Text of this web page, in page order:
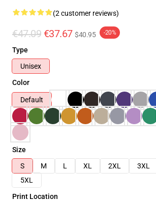
(2 customer reviews)
€47.09 €37.67 $40.95 -20%
Type
Unisex
Color
Default
Size
S
M L XL 2XL 3XL
5XL
Print Location